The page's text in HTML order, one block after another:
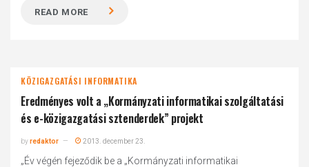
READ MORE
KÖZIGAZGATÁSI INFORMATIKA
Eredményes volt a „Kormányzati informatikai szolgáltatási
és e-közigazgatási sztenderdek” projekt
byredaktor 2013. december 23.
„Év végén fejeződik be a „Kormányzati informatikai